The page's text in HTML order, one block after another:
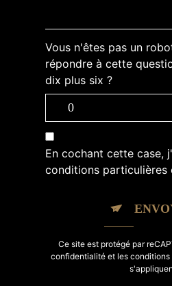
Vous n'êtes pas un
répondre à cette
dix plus six ?
En cochant cette case,
conditions particulières
Ce site est protégé par
confidentialitéet les